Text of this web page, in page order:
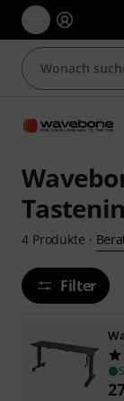
4 Produkte ·
Filter